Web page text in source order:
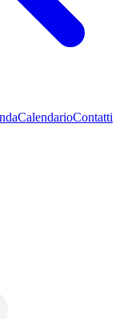
CalendarioContatti